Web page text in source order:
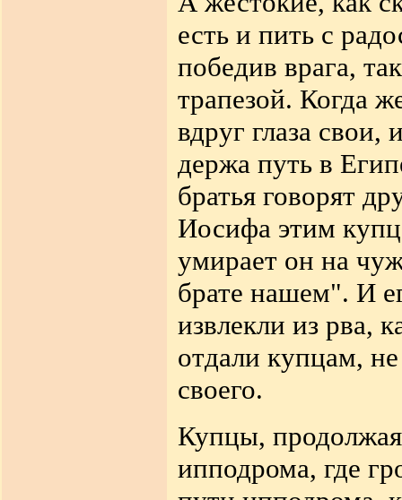
есть и пить с
победив врага,
трапезой. Когда
вдруг глаза
держа путь в
братья говорят
Иосифа этим
умирает он на
брате нашем". И
извлекли из рва,
отдали купцам,
своего.
Купцы,
ипподрома, где